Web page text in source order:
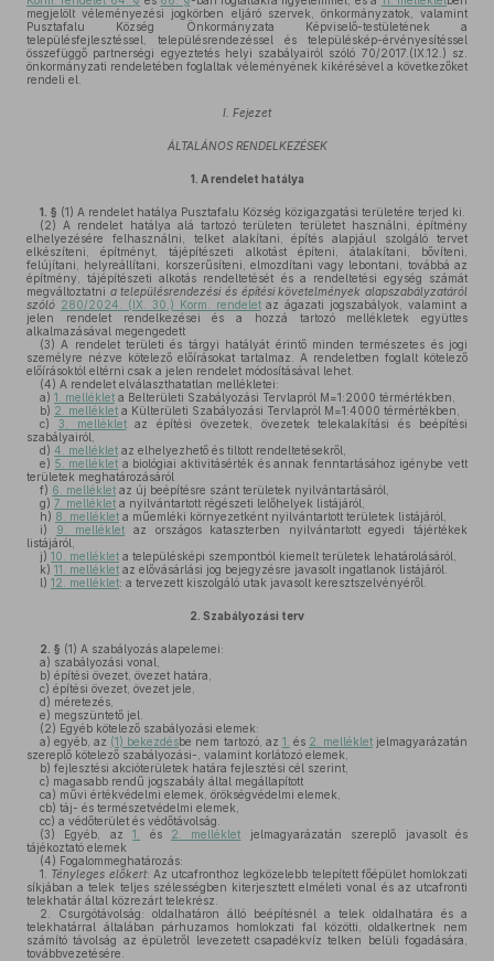
megjelölt véleményezési jogkörben eljáró szervek, önkormányzatok, valamint
Pusztafalu Község Önkormányzata Képviselő-testületének a
településfejlesztéssel, településrendezéssel és településkép-érvényesítéssel
összefüggő partnerségi egyeztetés helyi szabályairól szóló 70/2017.(IX.12.) sz.
önkormányzati rendeletében foglaltak véleményének kikérésével a következőket
rendeli el.
I. Fejezet
ÁLTALÁNOS RENDELKEZÉSEK
1. A rendelet hatálya
1. § (1) A rendelet hatálya Pusztafalu Község közigazgatási területére terjed ki.
(2) A rendelet hatálya alá tartozó területen területet használni, építmény
elhelyezésére felhasználni, telket alakítani, építés alapjául szolgáló tervet
elkészíteni, építményt, tájépítészeti alkotást építeni, átalakítani, bővíteni,
felújítani, helyreállítani, korszerűsíteni, elmozdítani vagy lebontani, továbbá az
építmény, tájépítészeti alkotás rendeltetését és a rendeltetési egység számát
megváltoztatni a településrendezési és építési követelmények alapszabályzatáról
szóló 280/2024. (IX. 30.) Korm. rendelet az ágazati jogszabályok, valamint a
jelen rendelet rendelkezései és a hozzá tartozó mellékletek együttes
alkalmazásával megengedett
(3) A rendelet területi és tárgyi hatályát érintő minden természetes és jogi
személyre nézve kötelező előírásokat tartalmaz. A rendeletben foglalt kötelező
előírásoktól eltérni csak a jelen rendelet módosításával lehet.
(4) A rendelet elválaszthatatlan mellékletei:
a) 1. melléklet a Belterületi Szabályozási Tervlapról M=1:2000 térmértékben,
b) 2. melléklet a Külterületi Szabályozási Tervlapról M=1:4000 térmértékben,
c)
3. mellékletaz építési övezetek, övezetek telekalakítási és beépítési
szabályairól,
d) 4. melléklet az elhelyezhető és tiltott rendeltetésekről,
e) 5. melléklet a biológiai aktivitásérték és annak fenntartásához igénybe vett
területek meghatározásáról
f) 6. melléklet az új beépítésre szánt területek nyilvántartásáról,
g) 7. melléklet a nyilvántartott régészeti lelőhelyek listájáról,
h) 8. melléklet a műemléki környezetként nyilvántartott területek listájáról,
i)
9. melléklet az országos kataszterben nyilvántartott egyedi tájértékek
listájáról,
j) 10. melléklet a településképi szempontból kiemelt területek lehatárolásáról,
k) 11. melléklet az elővásárlási jog bejegyzésre javasolt ingatlanok listájáról.
l) 12. melléklet: a tervezett kiszolgáló utak javasolt keresztszelvényéről.
2. Szabályozási terv
2. § (1) A szabályozás alapelemei:
a) szabályozási vonal,
b) építési övezet, övezet határa,
c) építési övezet, övezet jele,
d) méretezés,
e) megszüntető jel.
(2) Egyéb kötelező szabályozási elemek:
a) egyéb, az (1) bekezdésbe nem tartozó, az 1. és 2. mellékletjelmagyarázatán
szereplő kötelező szabályozási-, valamint korlátozó elemek,
b) fejlesztési akcióterületek határa fejlesztési cél szerint,
c) magasabb rendű jogszabály által megállapított
ca) művi értékvédelmi elemek, örökségvédelmi elemek,
cb) táj- és természetvédelmi elemek,
cc) a védőterület és védőtávolság.
(3) Egyéb, az1. és 2. melléklet jelmagyarázatán szereplő javasolt és
tájékoztató elemek
(4) Fogalommeghatározás:
1.
Tényleges előkert: Az utcafronthoz legközelebb telepített főépület homlokzati
síkjában a telek teljes szélességben kiterjesztett elméleti vonal és az utcafronti
telekhatár által közrezárt telekrész.
2.
Csurgótávolság: oldalhatáron álló beépítésnél a telek oldalhatára és a
telekhatárral általában párhuzamos homlokzati fal közötti, oldalkertnek nem
számító távolság az épületről levezetett csapadékvíz telken belüli fogadására,
továbbvezetésére.